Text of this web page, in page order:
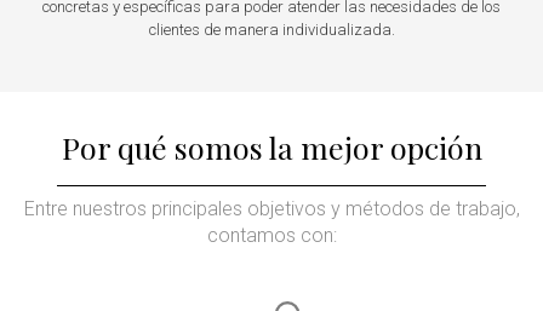
concretas y específicas para poder atender las necesidades de los
clientes de manera individualizada.
Por qué somos la mejor opción
Entre nuestros principales objetivos y métodos de trabajo,
contamos con: